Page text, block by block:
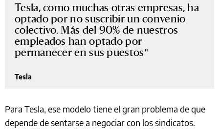
Tesla, como muchas otras empresas, ha
optado por no suscribir un convenio
colectivo. Más del 90% de nuestros
empleados han optado por
permanecer en sus puestos
Tesla
Para Tesla, ese modelo tiene el gran problema de que
depende de sentarse a negociar con los sindicatos.